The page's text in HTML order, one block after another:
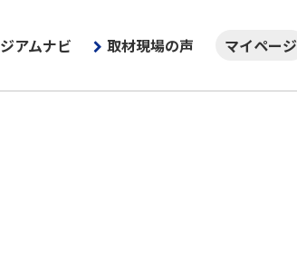
アムナビ 取材現場の声
マイページ